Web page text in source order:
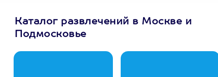
Каталог развлечений в Москве и
Подмосковье